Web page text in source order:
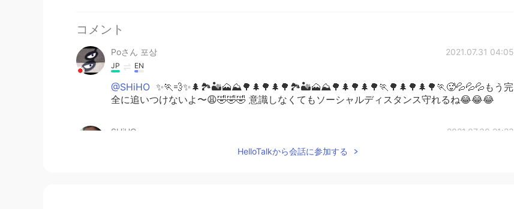
コメント
Poさん 포상 2021.07.31 04:05
JP EN
@SHiHO ✨🏃💨✨🌲🏞️🏜️🗻⛰️🌳🌲🌳🌲🌳🏞️🏜️🗻⛰️🌳🌲🌳🌲🌳🏃🌳🌲🌳🌲🌳🏃🥵💦💦💦もう完
全に追いつけないよ〜😩🤣🤣🤣 意識しなくてもソーシャルディスタンス守れるね😂😂😂
SHiHO 2021.07.30 21:23
HelloTalkから会話に参加する